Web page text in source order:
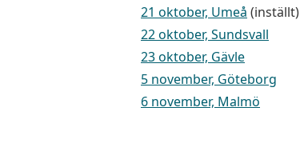
21 oktober, Umeå (inställt)
22 oktober, Sundsvall
23 oktober, Gävle
5 november, Göteborg
6 november, Malmö